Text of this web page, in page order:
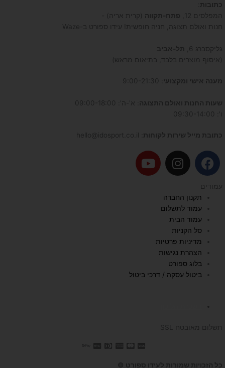
כתובות
המפלסים 12,
פתח-תקווה (קרית אריה) -
חנות ואולם תצוגה, חניה חופשית! עידו ספורט ב-Waze
גליקסברג 6,
תל-אביב
(איסוף מוצרים בלבד, בתיאום מראש)
מענה אישי ומקצועי
שעות החנות ואולם התצוגה : א'-ה': 09:00-18:00
ו': 09:30-14:00
כתובת מייל שירות לקוחות
F
a
c
e
b
o
o
k
I
n
t
a
g
r
a
m
Y
o
עמודים
תקנון החברה
עמוד לתשלום
עמוד הבית
סל הקניות
מדיניות פרטיות
הצהרת נגישות
בלוג ספורט
ביטול עסקה / דרכי ביטול
תשלום מאובטח SSL
כל הזכויות שמורות לעידו ספורט ©